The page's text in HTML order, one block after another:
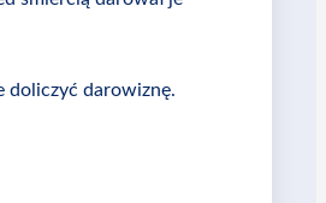
doliczyć darowiznę.